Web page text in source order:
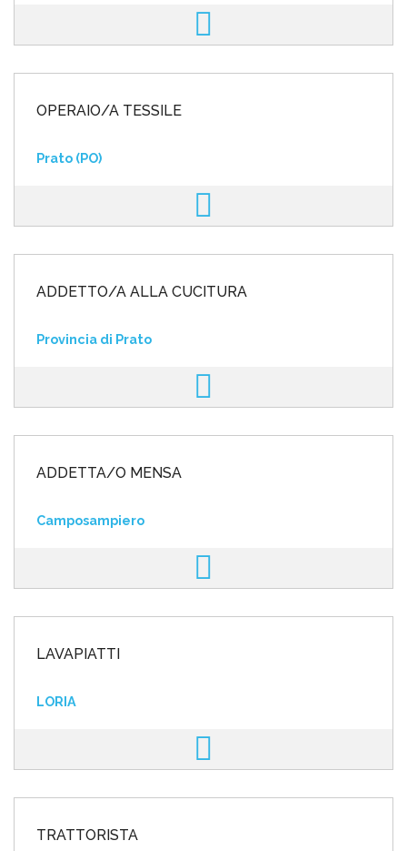
OPERAIO/A TESSILE
Prato (PO)
ADDETTO/A ALLA CUCITURA
Provincia di Prato
ADDETTA/O MENSA
Camposampiero
LAVAPIATTI
LORIA
TRATTORISTA